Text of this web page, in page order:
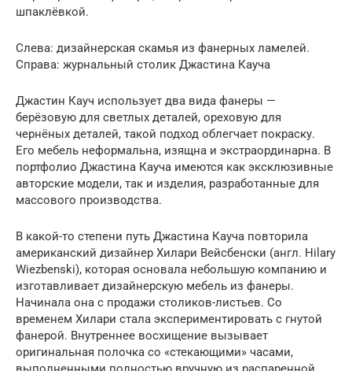
шпаклёвкой.
Слева: дизайнерская скамья из фанерных ламелей.
Справа: журнальный столик Джастина Кауча
Джастин Кауч использует два вида фанеры —
берёзовую для светлых деталей, ореховую для
чернёных деталей, такой подход облегчает покраску.
Его мебель неформальна, изящна и экстраординарна. В
портфолио Джастина Кауча имеются как эксклюзивные
авторские модели, так и изделия, разработанные для
массового производства.
В какой-то степени путь Джастина Кауча повторила
американский дизайнер Хилари Вейсбенски (англ. Hilary
Wiezbenski), которая основала небольшую компанию и
изготавливает дизайнерскую мебель из фанеры.
Начинала она с продажи столиков-листьев. Со
временем Хилари стала экспериментировать с гнутой
фанерой. Внутреннее восхищение вызывает
оригинальная полочка со «стекающими» часами,